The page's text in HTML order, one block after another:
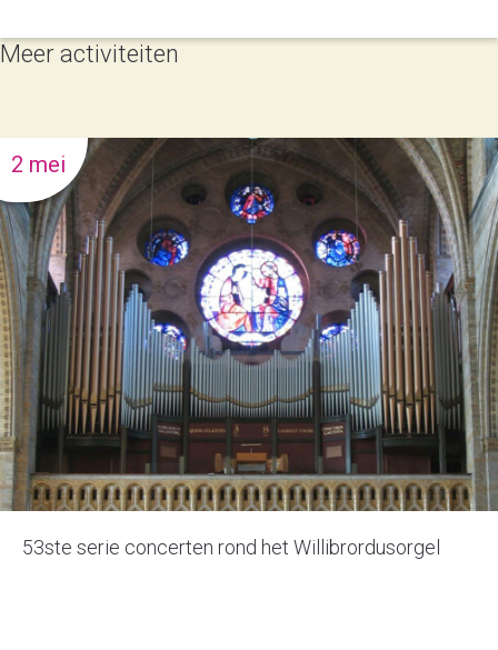
Meer activiteiten
53ste serie concerten rond het Willibrordusorgel
2 mei